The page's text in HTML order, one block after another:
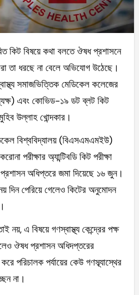
তা ধরছে না বেলে অভিযোগ উঠেছে।
সমাজভিত্তিক মেডিকেল কলেজের
এবং কোভিড-১৯ ডট ব্লট কিট
উল্লাহ খোন্দকার।
বিশ্ববিদ্যালয় (বিএসএমএমইউ)
পরীক্ষার অ্যান্টিবডি কিট পরীক্ষা
অধিপ্তরে জমা দিয়েছে ১৬ জুন।
দিন পেরিয়ে গেলেও কিটের অনুমোদন
নয়, এ বিষয়ে গণস্বাস্থ্য কেন্দ্রের পক্ষ
ঔষধ প্রশাসন অধিদপ্তরের
পরিচালক পর্যায়ের কেউ গণস্ব্যাস্থের
না।